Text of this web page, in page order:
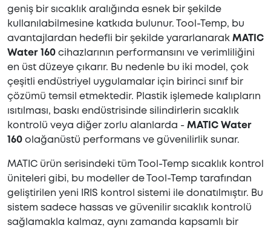
geniş bir sıcaklık aralığında esnek bir şekilde
kullanılabilmesine katkıda bulunur. Tool-Temp, bu
avantajlardan hedefli bir şekilde yararlanarak MATIC
Water 160 cihazlarının performansını ve verimliliğini
en üst düzeye çıkarır. Bu nedenle bu iki model, çok
çeşitli endüstriyel uygulamalar için birinci sınıf bir
çözümü temsil etmektedir. Plastik işlemede kalıpların
ısıtılması, baskı endüstrisinde silindirlerin sıcaklık
kontrolü veya diğer zorlu alanlarda - MATIC Water
160 olağanüstü performans ve güvenilirlik sunar.
MATIC ürün serisindeki tüm Tool-Temp sıcaklık kontrol
üniteleri gibi, bu modeller de Tool-Temp tarafından
geliştirilen yeni IRIS kontrol sistemi ile donatılmıştır. Bu
sistem sadece hassas ve güvenilir sıcaklık kontrolü
sağlamakla kalmaz, aynı zamanda kapsamlı bir